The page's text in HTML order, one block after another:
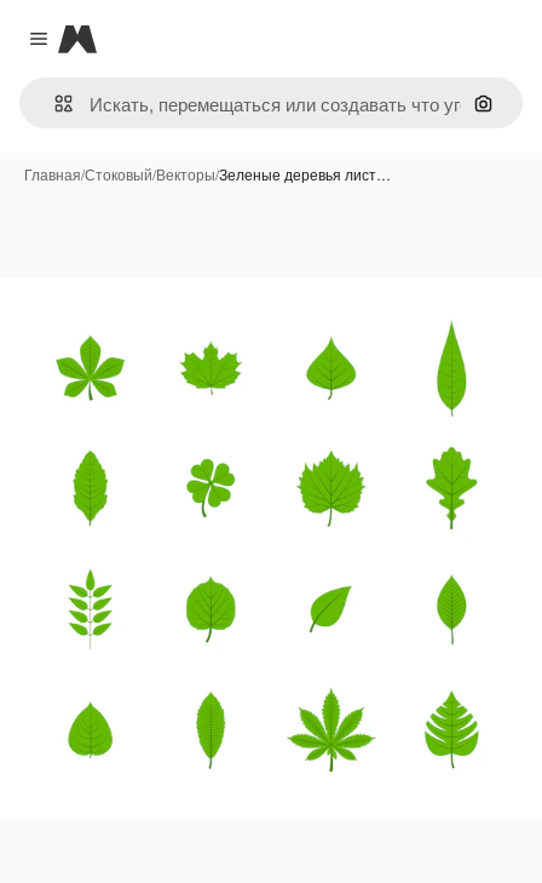
Close menu
Magnific
Поиск
Главная/Стоковый/Векторы/Зеленые деревья лист…